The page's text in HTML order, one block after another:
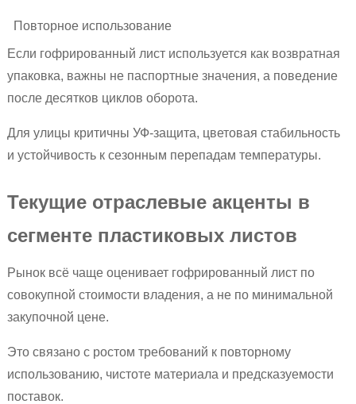
Повторное использование
Если гофрированный лист используется как возвратная
упаковка, важны не паспортные значения, а поведение
после десятков циклов оборота.
Для улицы критичны УФ-защита, цветовая стабильность
и устойчивость к сезонным перепадам температуры.
Текущие отраслевые акценты в
сегменте пластиковых листов
Рынок всё чаще оценивает гофрированный лист по
совокупной стоимости владения, а не по минимальной
закупочной цене.
Это связано с ростом требований к повторному
использованию, чистоте материала и предсказуемости
поставок.